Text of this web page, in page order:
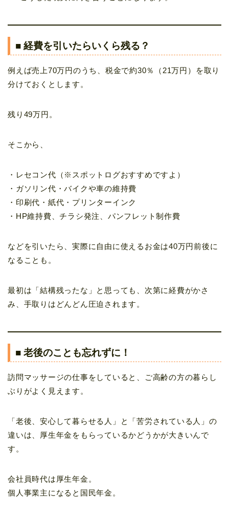
■ 経費を引いたらいくら残る？
例えば売上70万円のうち、税金で約30％（21万円）を取り
分けておくとします。
残り49万円。
そこから、
・レセコン代（※スポットログおすすめですよ）
・ガソリン代・バイクや車の維持費
・印刷代・紙代・プリンターインク
・HP維持費、チラシ発注、パンフレット制作費
などを引いたら、実際に自由に使えるお金は40万円前後に
なることも。
最初は「結構残ったな」と思っても、次第に経費がかさ
み、手取りはどんどん圧迫されます。
■ 老後のことも忘れずに！
訪問マッサージの仕事をしていると、ご高齢の方の暮らし
ぶりがよく見えます。
「老後、安心して暮らせる人」と「苦労されている人」の
違いは、厚生年金をもらっているかどうかが大きいんで
す。
会社員時代は厚生年金。
個人事業主になると国民年金。